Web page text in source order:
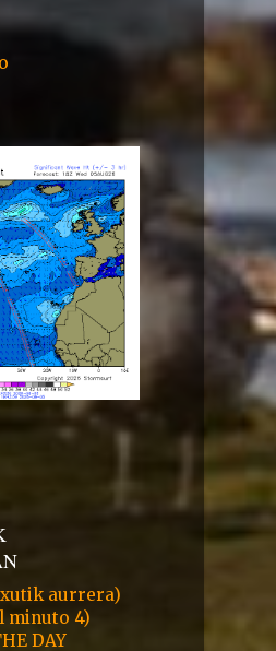
aurrera)
minuto 4)
DAY